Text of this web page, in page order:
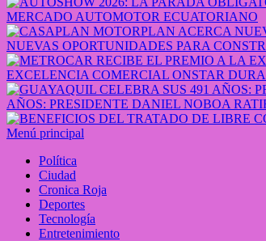
MERCADO AUTOMOTOR ECUATORIANO
NUEVAS OPORTUNIDADES PARA
EXCELENCIA COMERCIAL ONSTAR
AÑOS: PRESIDENTE DANIEL NOBOA
Menú principal
Política
Ciudad
Cronica Roja
Deportes
Tecnología
Entretenimiento